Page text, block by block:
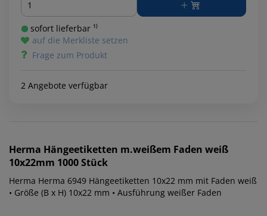
sofort lieferbar ¹⁾
auf die Merkliste setzen
Frage zum Produkt
2 Angebote verfügbar
Herma Hängeetiketten m.weißem Faden weiß
10x22mm 1000 Stück
Herma Herma 6949 Hängeetiketten 10x22 mm mit Faden weiß
• Größe (B x H) 10x22 mm • Ausführung weißer Faden